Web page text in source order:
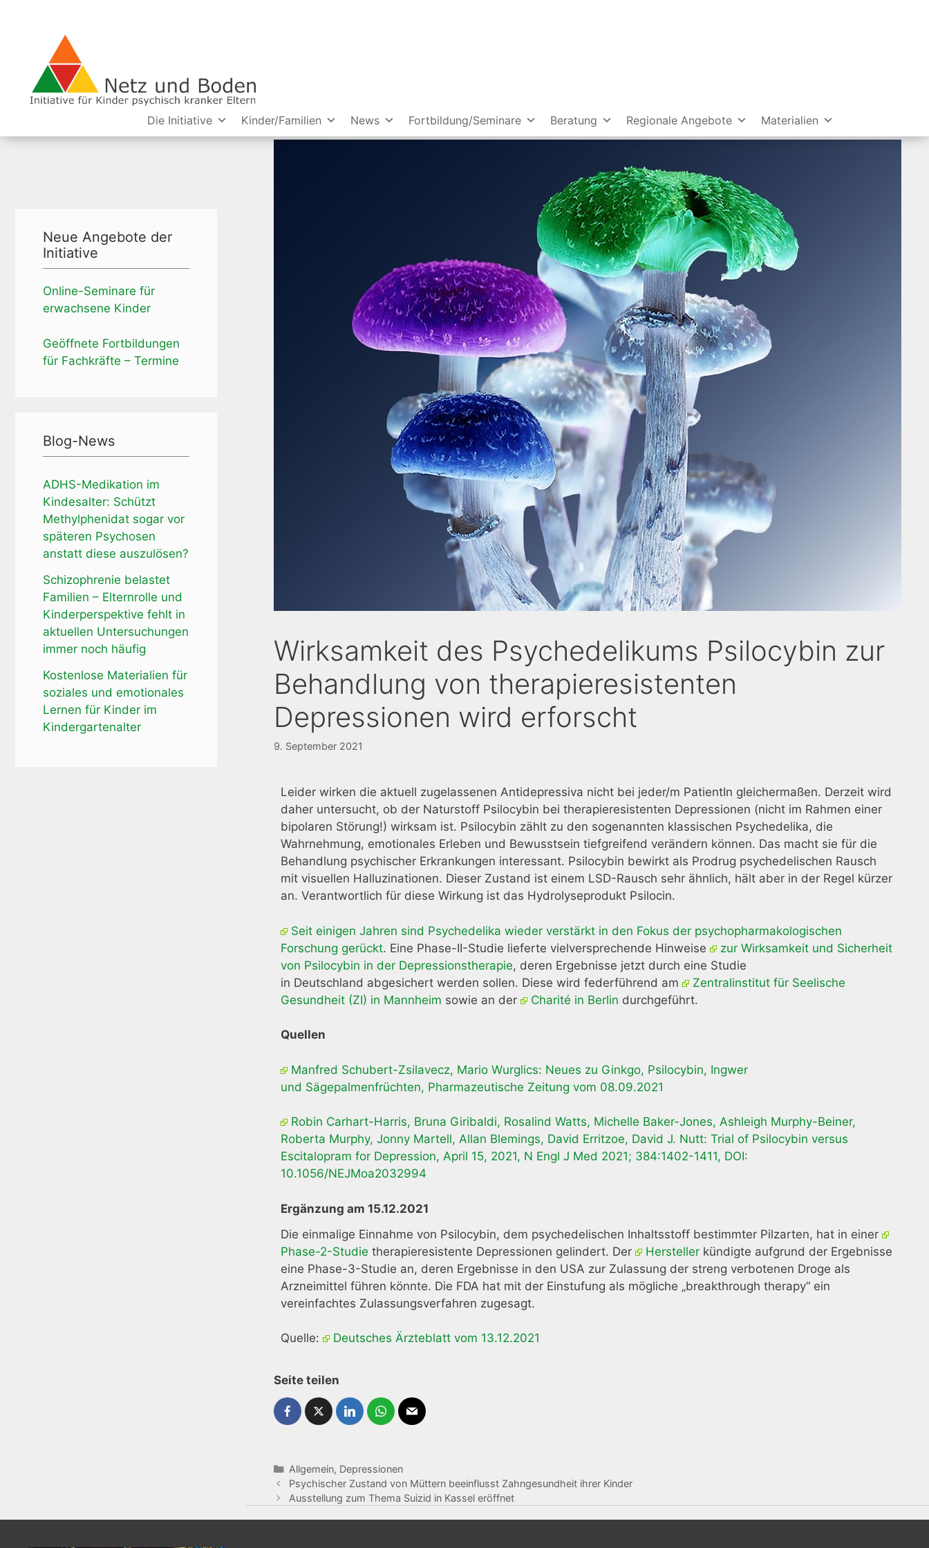
Die Initiative Kinder/Familien News Fortbildung/Seminare Beratung Regionale Angebote Materialien
Wirksamkeit des Psychedelikums Psilocybin zur
Behandlung von therapieresistenten
Depressionen wird erforscht
9. September 2021
Leider wirken die aktuell zugelassenen Antidepressiva nicht bei jeder/m PatientIn gleichermaßen. Derzeit wird
daher untersucht, ob der Naturstoff Psilocybin bei therapieresistenten Depressionen (nicht im Rahmen einer
bipolaren Störung!) wirksam ist. Psilocybin zählt zu den sogenannten klassischen Psychedelika, die
Wahrnehmung, emotionales Erleben und Bewusstsein tiefgreifend verändern können. Das macht sie für die
Behandlung psychischer Erkrankungen interessant. Psilocybin bewirkt als Prodrug psychedelischen Rausch
mit visuellen Halluzinationen. Dieser Zustand ist einem LSD-Rausch sehr ähnlich, hält aber in der Regel kürzer
an. Verantwortlich für diese Wirkung ist das Hydrolyseprodukt Psilocin.
Seit einigen Jahren sind Psychedelika wieder verstärkt in den Fokus der psychopharmakologischen
Forschung gerückt. Eine Phase-II-Studie lieferte vielversprechende Hinweise
zur Wirksamkeit und Sicherheit
von Psilocybin in der Depressionstherapie, deren Ergebnisse jetzt durch eine Studie
in Deutschland abgesichert werden sollen. Diese wird federführend am
Zentralinstitut für Seelische
Gesundheit (ZI) in Mannheim sowie an der Charité in Berlin durchgeführt.
Quellen
Manfred Schubert-Zsilavecz, Mario Wurglics: Neues zu Ginkgo, Psilocybin, Ingwer
und Sägepalmenfrüchten, Pharmazeutische Zeitung vom 08.09.2021
Robin Carhart-Harris, Bruna Giribaldi, Rosalind Watts, Michelle Baker-Jones, Ashleigh Murphy-Beiner,
Roberta Murphy, Jonny Martell, Allan Blemings, David Erritzoe, David J. Nutt: Trial of Psilocybin versus
Escitalopram for Depression, April 15, 2021, N Engl J Med 2021; 384:1402-1411, DOI:
10.1056/NEJMoa2032994
Ergänzung am 15.12.2021
Die einmalige Einnahme von Psilocybin, dem psychedelischen Inhaltsstoff bestimmter Pilzarten, hat in einer
Phase-2-Studie therapieresistente Depressionen gelindert. Der Hersteller kündigte aufgrund der Ergebnisse
eine Phase-3-Studie an, deren Ergebnisse in den USA zur Zulassung der streng verbotenen Droge als
Arzneimittel führen könnte. Die FDA hat mit der Einstufung als mögliche „breakthrough therapy“ ein
vereinfachtes Zulassungsverfahren zugesagt.
Quelle: Deutsches Ärzteblatt vom 13.12.2021
Seite teilen
Allgemein, Depressionen
Psychischer Zustand von Müttern beeinflusst Zahngesundheit ihrer Kinder
Ausstellung zum Thema Suizid in Kassel eröffnet
Neue Angebote der
Initiative
Online-Seminare für
erwachsene Kinder
Geöffnete Fortbildungen
für Fachkräfte – Termine
Blog-News
ADHS-Medikation im
Kindesalter: Schützt
Methylphenidat sogar vor
späteren Psychosen
anstatt diese auszulösen?
Schizophrenie belastet
Familien – Elternrolle und
Kinderperspektive fehlt in
aktuellen Untersuchungen
immer noch häufig
Kostenlose Materialien für
soziales und emotionales
Lernen für Kinder im
Kindergartenalter